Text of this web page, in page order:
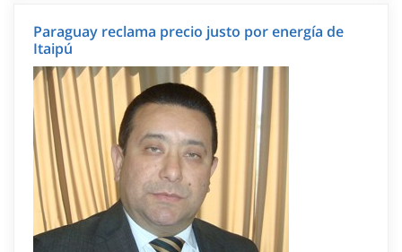
Paraguay reclama precio justo por energía de
Itaipú